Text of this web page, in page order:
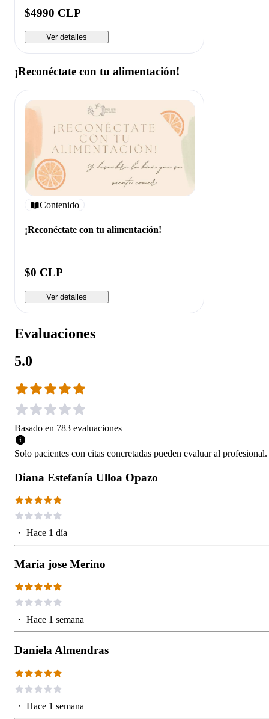
$4990 CLP
Ver detalles
¡Reconéctate con tu alimentación!
Contenido
¡Reconéctate con tu alimentación!
$0 CLP
Ver detalles
Evaluaciones
5.0
Basado en 783 evaluaciones
Solo pacientes con citas concretadas pueden evaluar al profesional.
Diana Estefanía Ulloa Opazo
・ Hace 1 día
María jose Merino
・ Hace 1 semana
Daniela Almendras
・ Hace 1 semana